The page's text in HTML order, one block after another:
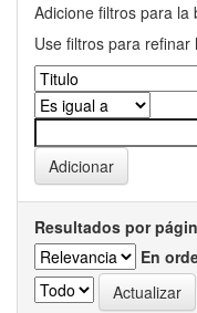
Adicione filtros para la
Use filtros para
Resultados por
En